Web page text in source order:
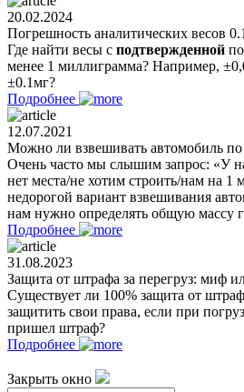
20.02.2024
Погрешность аналитических весов
Где найти весы с подтвержденной
менее 1 миллиграмма? Например,
±0.1мг?
Подробнее
12.07.2021
Можно ли взвешивать автомобиль по
Очень часто мы слышим запрос: «У
нет места/не хотим строить/нам на
недорогой вариант взвешивания
нам нужно определять общую массу
Подробнее
31.08.2023
Защита от штрафа за перегруз: миф
Существует ли 100% защита от
защитить свои права, если при
пришел штраф?
Подробнее
Закрыть окно